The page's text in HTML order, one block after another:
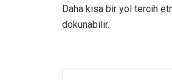
Daha kısa bir yol tercih
dokunabilir.